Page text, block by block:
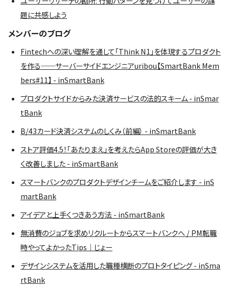
題に共感しよう
メンバーのブログ
Fintechへの深い理解を通して「Think N1」を体現するプロダクト
を作る──サーバーサイドエンジニアuribou【SmartBank Mem
bers#11】 - inSmartBank
プロダクトサイドからみた決済サービスの法的スキーム - inSmar
tBank
B/43カード決済システムのしくみ（前編） - inSmartBank
ストア評価4.5！「あたりまえ」を考えたらApp Storeの評価が大き
く改善しました - inSmartBank
スマートバンクのプロダクトデザインチームをご紹介します - inS
martBank
アイデアと上手くつきあう方法 - inSmartBank
無消費のジョブを求めリクルートからスマートバンクへ / PM転職
時やってよかったTips｜じょー
デザインシステムを活用した職種横断のプロトタイピング - inSma
rtBank